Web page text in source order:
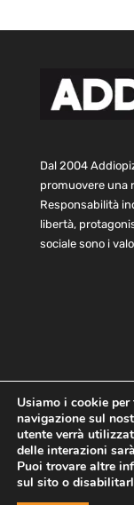
Dal 2004
promuovere una
Responsabilità
libertà,
sociale sono i
Home
Privacy
Usiamo i cookie
navigazione sul
utente verrà
delle interazioni
Puoi trovare altre
sul sito o